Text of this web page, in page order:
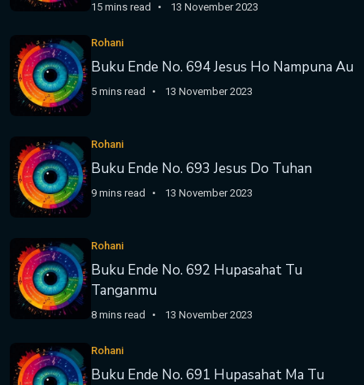
15 mins read 13 November 2023
Rohani
Buku Ende No. 694 Jesus Ho Nampuna Au
5 mins read 13 November 2023
Rohani
Buku Ende No. 693 Jesus Do Tuhan
9 mins read 13 November 2023
Rohani
Buku Ende No. 692 Hupasahat Tu
Tanganmu
8 mins read 13 November 2023
Rohani
Buku Ende No. 691 Hupasahat Ma Tu